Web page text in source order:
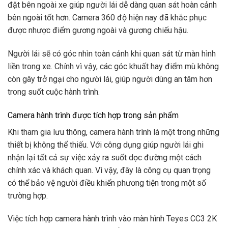
đặt bên ngoài xe giúp người lái dễ dàng quan sát hoàn cảnh
bên ngoài tốt hơn. Camera 360 độ hiện nay đã khắc phục
được nhược điểm gương ngoài và gương chiếu hậu.
Người lái sẽ có góc nhìn toàn cảnh khi quan sát từ màn hình
liền trong xe. Chính vì vậy, các góc khuất hay điểm mù không
còn gây trở ngại cho người lái, giúp người dùng an tâm hơn
trong suốt cuộc hành trình.
Camera hành trình được tích hợp trong sản phẩm
Khi tham gia lưu thông, camera hành trình là một trong những
thiết bị không thể thiếu. Với công dụng giúp người lái ghi
nhận lại tất cả sự việc xảy ra suốt dọc đường một cách
chính xác và khách quan. Vì vậy, đây là công cụ quan trọng
có thể bảo vệ người điều khiển phương tiện trong một số
trường hợp.
Việc tích hợp camera hành trình vào màn hình Teyes CC3 2K